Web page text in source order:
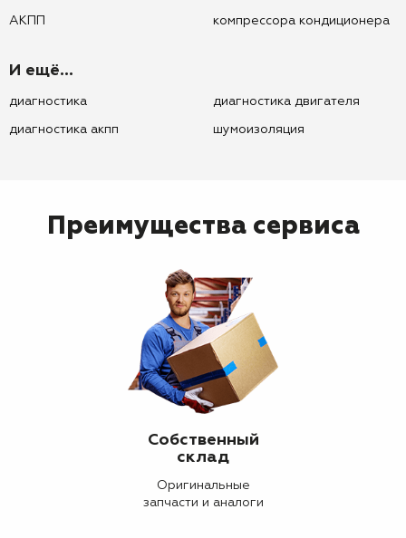
АКПП компрессора кондиционера
И ещё...
диагностика
диагностика акпп
диагностика двигателя
шумоизоляция
Преимущества сервиса
Собственный
склад
Оригинальные
запчасти и аналоги